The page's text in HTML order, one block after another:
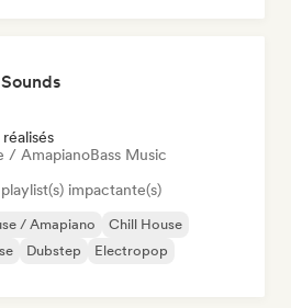
/ AmapianoBass Music
impactante(s)
/ Amapiano
Chill House
Dubstep
Electropop